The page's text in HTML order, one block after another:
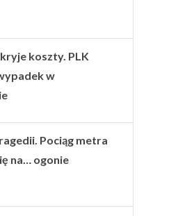
koszty. PLK
w
Pociąg metra
na… ogonie